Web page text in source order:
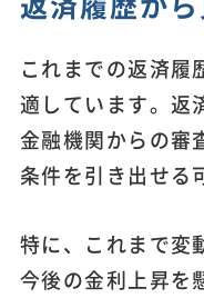
これまでの返済履
適しています。返
金融機関からの審
条件を引き出せる
特に、これまで変
今後の金利上昇を